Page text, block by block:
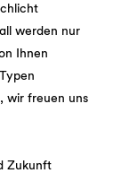
werden nur
Ihnen
wir freuen uns
Zukunft